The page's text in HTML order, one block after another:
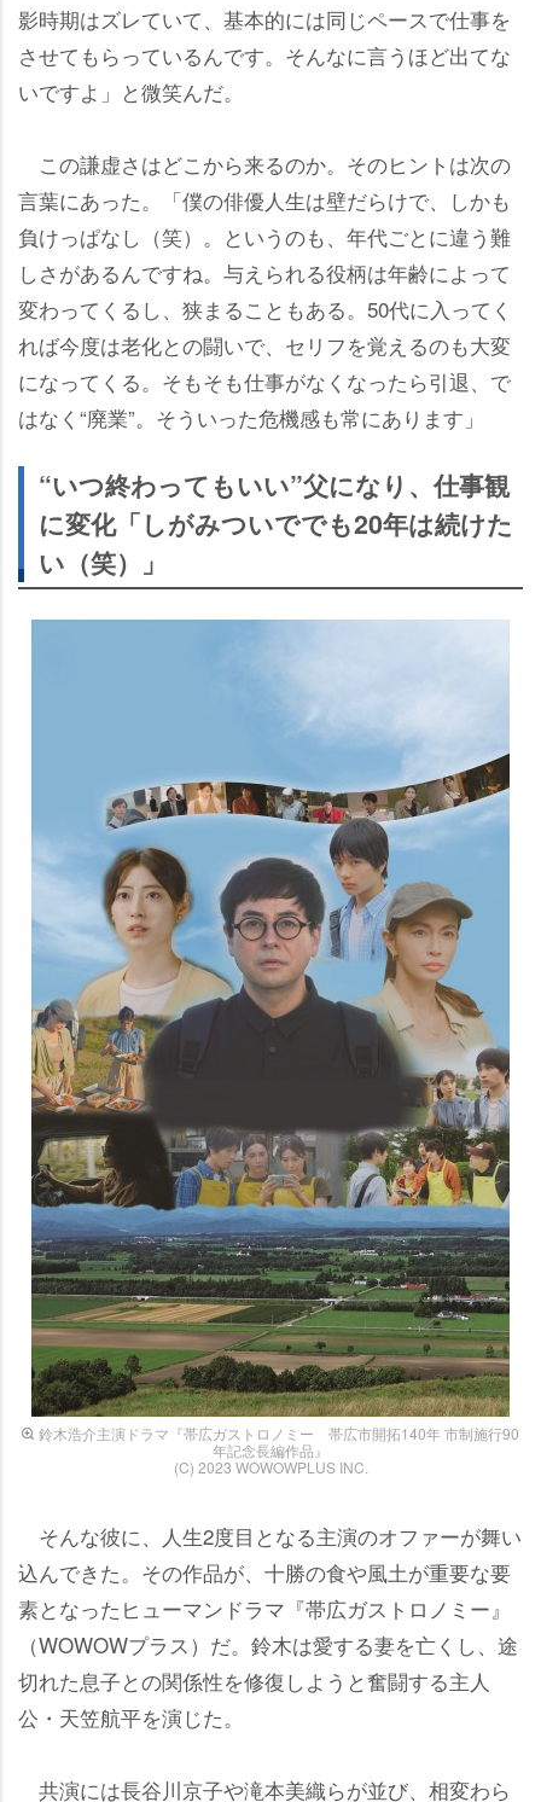
影時期はズレていて、基本的には同じペースで仕事を
させてもらっているんです。そんなに言うほど出てな
いですよ」と微笑んだ。
この謙虚さはどこから来るのか。そのヒントは次の
言葉にあった。「僕の俳優人生は壁だらけで、しかも
負けっぱなし（笑）。というのも、年代ごとに違う難
しさがあるんですね。与えられる役柄は年齢によって
変わってくるし、狭まることもある。50代に入ってく
れば今度は老化との闘いで、セリフを覚えるのも大変
になってくる。そもそも仕事がなくなったら引退、で
はなく“廃業”。そういった危機感も常にあります」
“いつ終わってもいい”父になり、仕事観
に変化「しがみついででも20年は続けた
い（笑）」
鈴木浩介主演ドラマ『帯広ガストロノミー 帯広市開拓140年 市制施行90
年記念長編作品』
(C) 2023 WOWOWPLUS INC.
そんな彼に、人生2度目となる主演のオファーが舞い
込んできた。その作品が、十勝の食や風土が重要な要
素となったヒューマンドラマ『帯広ガストロノミー』
（WOWOWプラス）だ。鈴木は愛する妻を亡くし、途
切れた息子との関係性を修復しようと奮闘する主人
公・天笠航平を演じた。
共演には長谷川京子や滝本美織らが並び、相変わら